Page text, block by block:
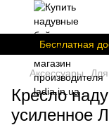
Бесплатная
Аксессуары
Кресло
усиленное